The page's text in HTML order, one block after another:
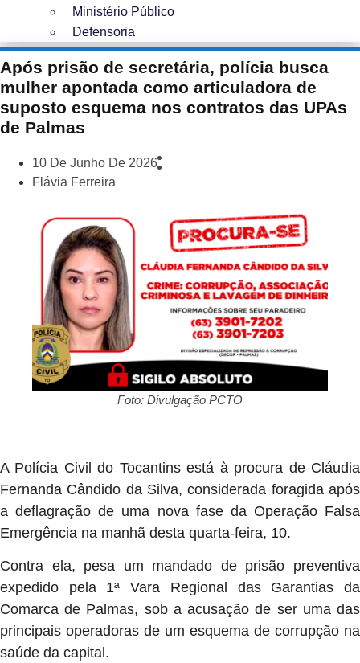
Ministério Público
Defensoria
Após prisão de secretária, polícia busca
mulher apontada como articuladora de
suposto esquema nos contratos das UPAs
de Palmas
10 De Junho De 2026
Flávia Ferreira
Foto: Divulgação PCTO
A Polícia Civil do Tocantins está à procura de Cláudia
Fernanda Cândido da Silva, considerada foragida após
a deflagração de uma nova fase da Operação Falsa
Emergência na manhã desta quarta-feira, 10.
Contra ela, pesa um mandado de prisão preventiva
expedido pela 1ª Vara Regional das Garantias da
Comarca de Palmas, sob a acusação de ser uma das
principais operadoras de um esquema de corrupção na
saúde da capital.